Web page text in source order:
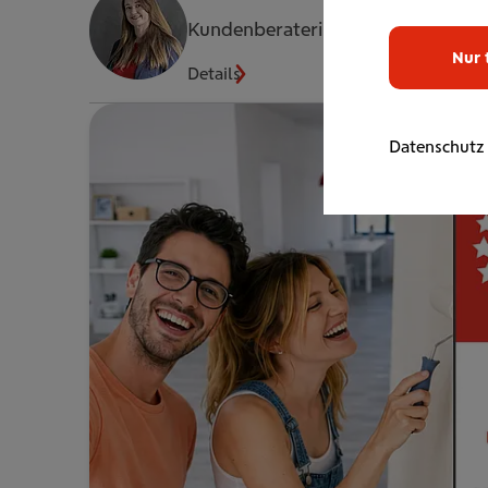
Kundenberaterin
Details
Nur
Datenschutz